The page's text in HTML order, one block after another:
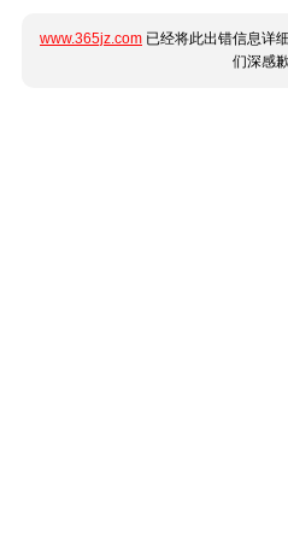
www.365jz.com 已经将此出错信息详
们深感